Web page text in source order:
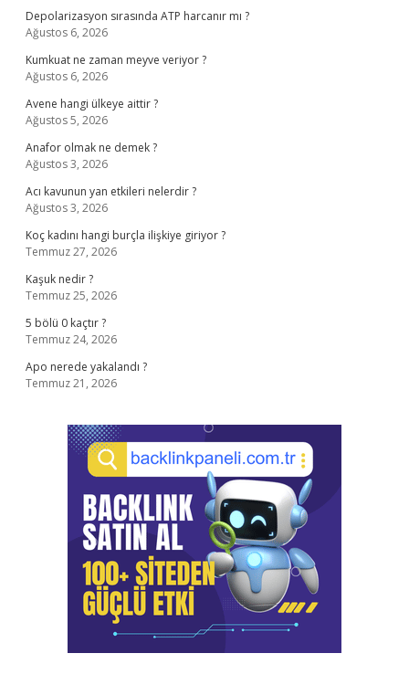
Depolarizasyon sırasında ATP harcanır mı ?
Ağustos 6, 2026
Kumkuat ne zaman meyve veriyor ?
Ağustos 6, 2026
Avene hangi ülkeye aittir ?
Ağustos 5, 2026
Anafor olmak ne demek ?
Ağustos 3, 2026
Acı kavunun yan etkileri nelerdir ?
Ağustos 3, 2026
Koç kadını hangi burçla ilişkiye giriyor ?
Temmuz 27, 2026
Kaşuk nedir ?
Temmuz 25, 2026
5 bölü 0 kaçtır ?
Temmuz 24, 2026
Apo nerede yakalandı ?
Temmuz 21, 2026